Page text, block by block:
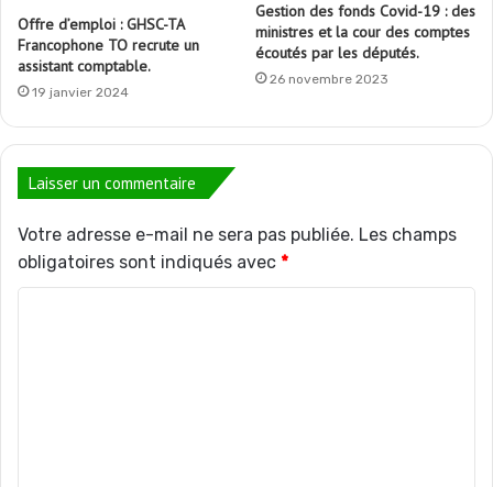
Offre d’emploi : GHSC-TA
Francophone TO recrute un
assistant comptable.
19 janvier 2024
Gestion des fonds Covid-19 : des
ministres et la cour des comptes
écoutés par les députés.
26 novembre 2023
Laisser un commentaire
Votre adresse e-mail ne sera pas publiée. Les champs
obligatoires sont indiqués avec *